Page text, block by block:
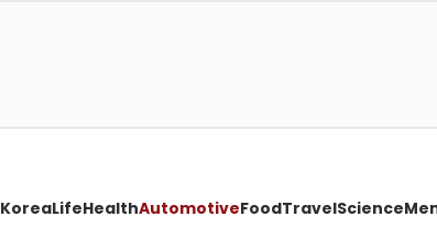
KoreaLifeHealthAutomotiveFoodTravelScience